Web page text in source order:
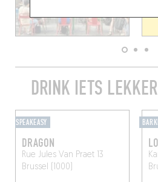
DRINK IETS
SPEAKEASY
DRAGON
Rue Jules Van Praet 13
Brussel (1000)